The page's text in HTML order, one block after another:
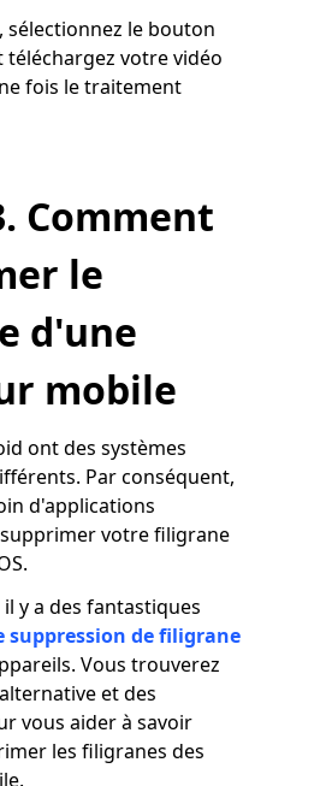
sélectionnez le bouton
votre vidéo
fois le traitement
Comment
le
d'une
mobile
ont des systèmes
Par conséquent,
d'applications
votre filigrane
y a des fantastiques
suppression de filigrane
Vous trouverez
et des
vous aider à savoir
les filigranes des